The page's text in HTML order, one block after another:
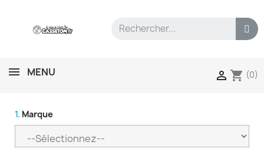
MENU  shopping_cart (0)
1. Marque